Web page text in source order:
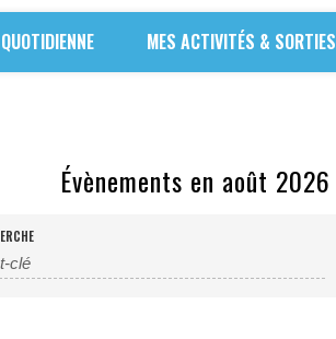
MES ACTIVITÉS & SORTIES
Évènements en août 2026